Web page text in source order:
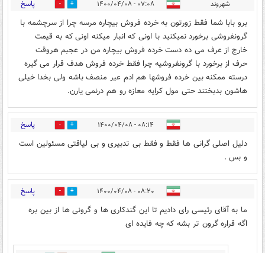
شهروند ۰۷:۰۸ - ۱۴۰۰/۰۴/۰۸ 0 پاسخ
برو بابا شما فقط زورتون به خرده فروش بیچاره مرسه چرا از سرچشمه با
گرونفروشی برخورد نمیکنید با اونی که انبار میکنه اونی که به قیمت
خارج از عرف می ده دست خرده فروش بیچاره من در عجبم هروقت
حرف از برخورد با گرونفروشیه چرا فقط خرده فروش هدف قرار می گیره
درسته ممکنه بین خرده فروشها هم ادم عیر منصف باشه ولی بخدا خیلی
هاشون بدبختند حتی مول کرایه معازه رو هم درنمی یارن.
۰۸:۱۴ - ۱۴۰۰/۰۴/۰۸ 2 پاسخ
دلیل اصلی گرانی ها فقط و فقط بی تدبیری و بی لیاقتی مسئولین است
و بس .
۰۸:۲۰ - ۱۴۰۰/۰۴/۰۸ 3 پاسخ
ما به آقای رئیسی رای دادیم تا این گندکاری ها و گرونی ها از بین بره
اگه قراره گرون تر بشه که چه فایده ای